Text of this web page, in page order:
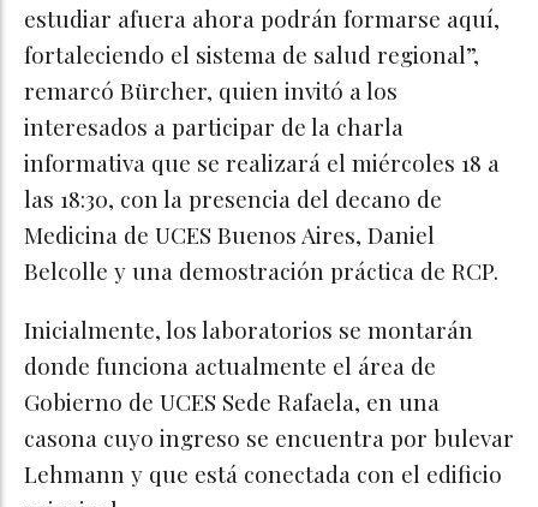
estudiar afuera ahora podrán formarse aquí,
fortaleciendo el sistema de salud regional”,
remarcó Bürcher, quien invitó a los
interesados a participar de la charla
informativa que se realizará el miércoles 18 a
las 18:30, con la presencia del decano de
Medicina de UCES Buenos Aires, Daniel
Belcolle y una demostración práctica de RCP.
Inicialmente, los laboratorios se montarán
donde funciona actualmente el área de
Gobierno de UCES Sede Rafaela, en una
casona cuyo ingreso se encuentra por bulevar
Lehmann y que está conectada con el edificio